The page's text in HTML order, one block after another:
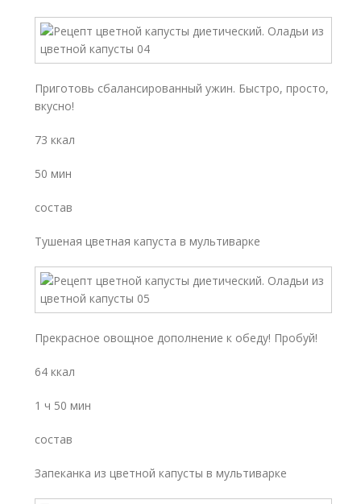
Приготовь сбалансированный ужин. Быстро, просто,
вкусно!
73 ккал
50 мин
состав
Тушеная цветная капуста в мультиварке
Прекрасное овощное дополнение к обеду! Пробуй!
64 ккал
1 ч 50 мин
состав
Запеканка из цветной капусты в мультиварке